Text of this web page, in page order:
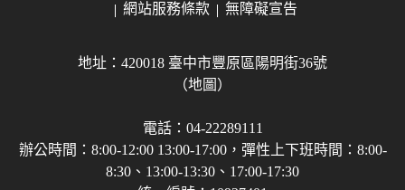
網站服務條款
無障礙宣告
地址：420018 臺中市豐原區陽明街36號
（地圖）
電話：04-22289111
辦公時間：8:00-12:00 13:00-17:00，彈性上下班時間：8:00-
8:30、13:00-13:30、17:00-17:30